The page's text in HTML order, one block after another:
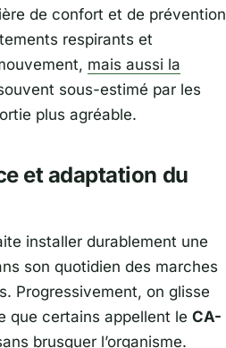
de confort et de prévention
respirants et
mais aussi la
sous-estimé par les
plus agréable.
et adaptation du
installer durablement une
son quotidien des marches
Progressivement, on glisse
que certains appellent le CA-
brusquer l’organisme.